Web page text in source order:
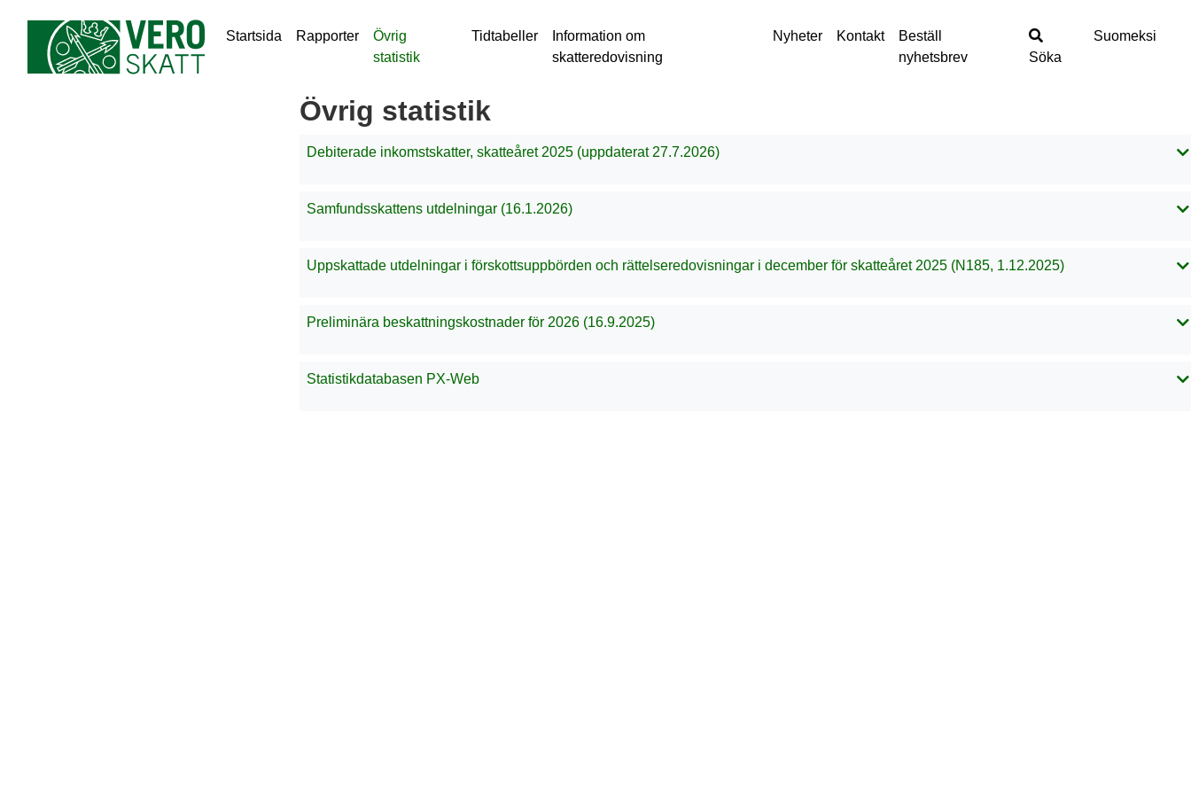
Startsida Rapporter
Övrig
statistik
Tidtabeller
Information om
skatteredovisning
Nyheter Kontakt
Beställ
nyhetsbrev
Söka
Suomeksi
Övrig statistik
Debiterade inkomstskatter, skatteåret 2025 (uppdaterat 27.7.2026)
Samfundsskattens utdelningar (16.1.2026)
Uppskattade utdelningar i förskottsuppbörden och rättelseredovisningar i december för skatteåret 2025 (N185, 1.12.2025)
Preliminära beskattningskostnader för 2026 (16.9.2025)
Statistikdatabasen PX-Web